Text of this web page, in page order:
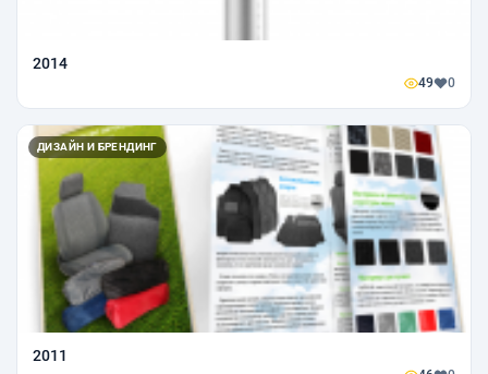
2014
49 0
ДИЗАЙН И БРЕНДИНГ
2011